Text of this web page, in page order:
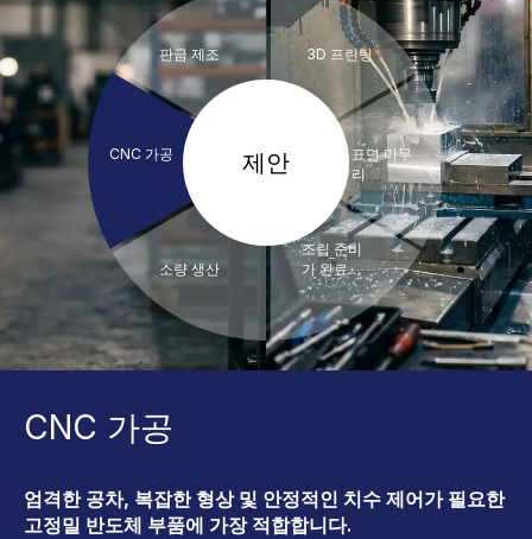
제안
CNC 가공
판금 제조 3D 프린팅
표면 마무
리
조립 준비
가 완료된
제조
소량 생산
CNC 가공
엄격한 공차, 복잡한 형상 및 안정적인 치수 제어가 필요한
고정밀 반도체 부품에 가장 적합합니다.